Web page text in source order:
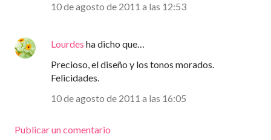
10 de agosto de 2011 a las 12:53
Lourdes ha dicho que…
Precioso, el diseño y los tonos morados.
Felicidades.
10 de agosto de 2011 a las 16:05
Publicar un comentario